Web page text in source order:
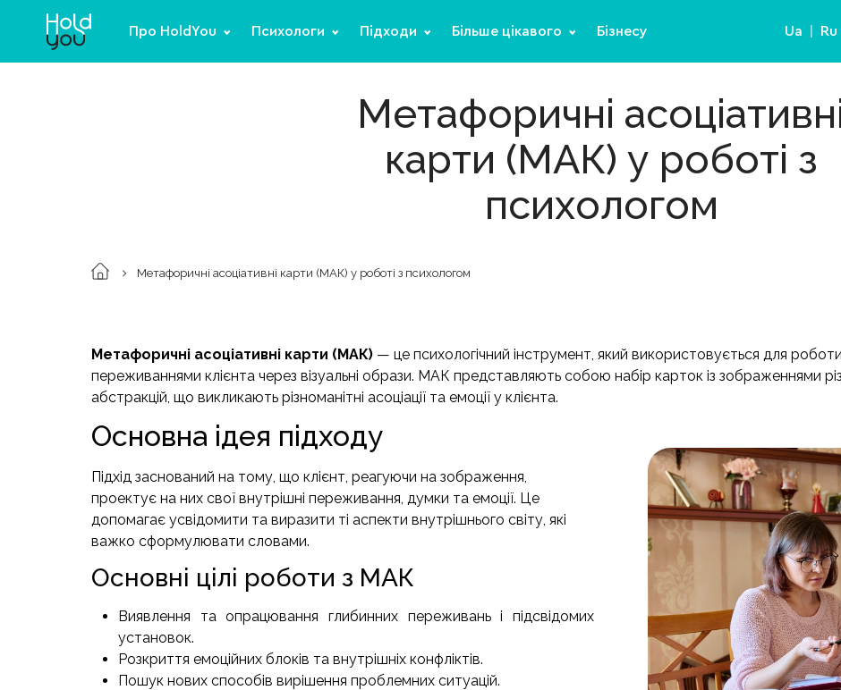
Про HoldYou Психологи Підходи Більше цікавого Бізнесу Ua Ru
Метафоричні
карти (МАК) у роботі з
психологом
Метафоричні асоціативні карти (МАК) у роботі з психологом
Метафоричні асоціативні карти (МАК) — це психологічний інструмент, який використовується для
переживаннями клієнта через візуальні образи. МАК представляють собою набір карток із зображеннями
абстракцій, що викликають різноманітні асоціації та емоції у клієнта.
Основна ідея підходу
Підхід заснований на тому, що клієнт, реагуючи на зображення,
проектує на них свої внутрішні переживання, думки та емоції. Це
допомагає усвідомити та виразити ті аспекти внутрішнього світу, які
важко сформулювати словами.
Основні цілі роботи з МАК
Виявлення та опрацювання глибинних переживань і підсвідомих
установок.
Розкриття емоційних блоків та внутрішніх конфліктів.
Пошук нових способів вирішення проблемних ситуацій.